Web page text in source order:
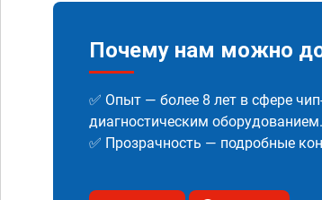
Почему нам можно
✅ Опыт — более 8 лет в сфере
диагностическим
✅ Прозрачность — подробные